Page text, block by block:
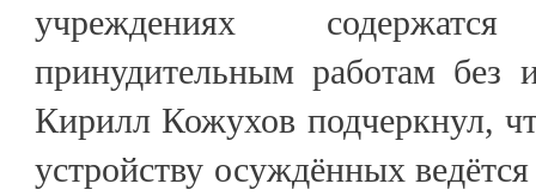
учреждениях
принудительным работам без
Кирилл Кожухов подчеркнул,
устройству осуждённых